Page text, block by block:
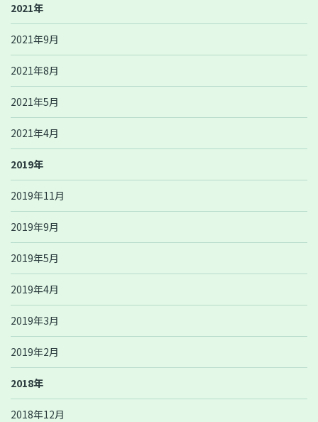
2021年
2021年9月
2021年8月
2021年5月
2021年4月
2019年
2019年11月
2019年9月
2019年5月
2019年4月
2019年3月
2019年2月
2018年
2018年12月